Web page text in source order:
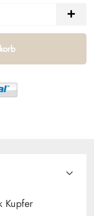
Kupfer